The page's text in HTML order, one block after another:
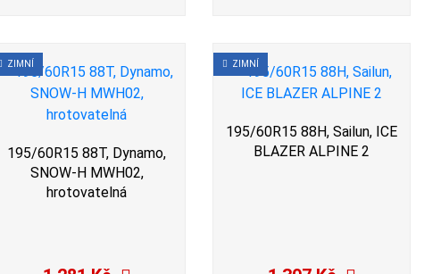
ZIMNÍ
195/60R15 88T, Dynamo,
SNOW-H MWH02,
hrotovatelná
ZIMNÍ
195/60R15 88H, Sailun, ICE
BLAZER ALPINE 2